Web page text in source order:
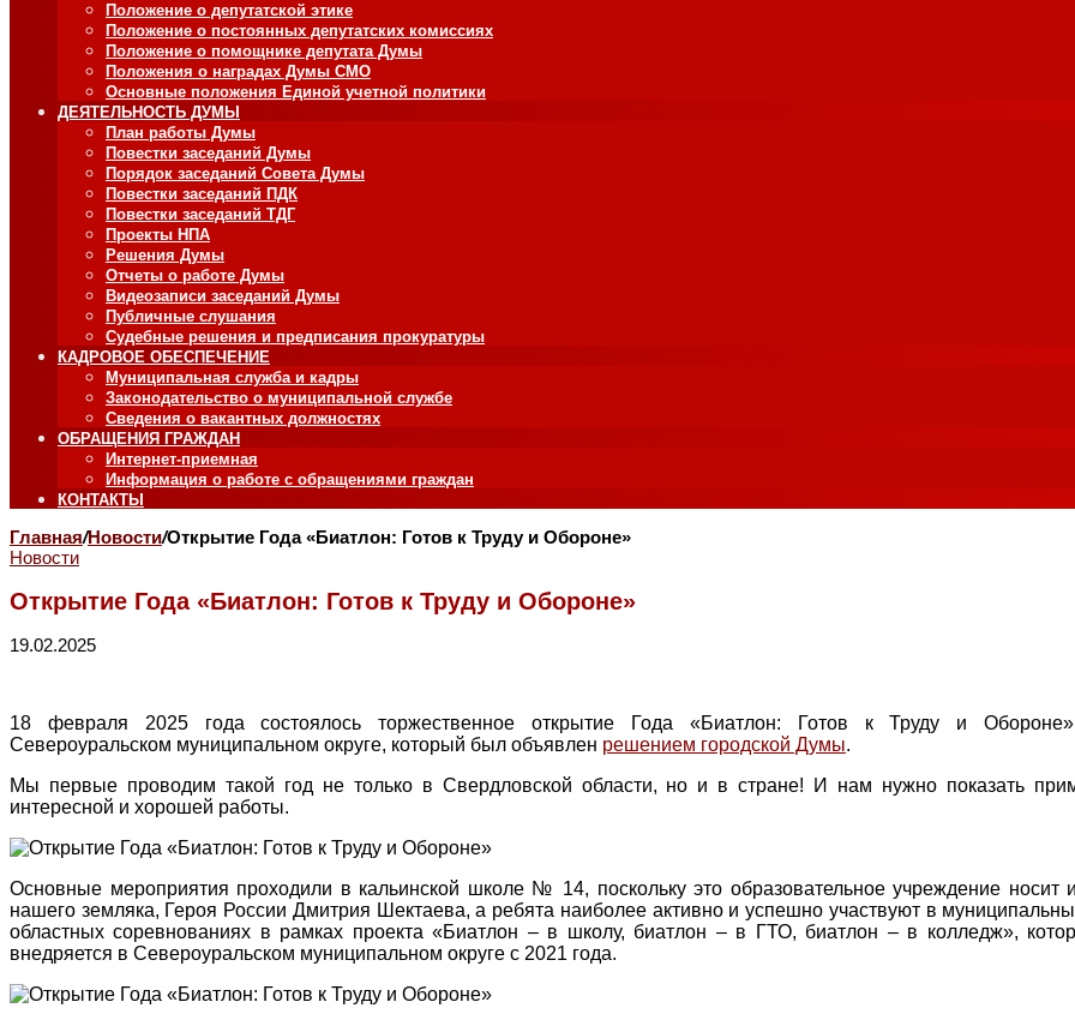
Положение о депутатской этике
Положение о постоянных депутатских комиссиях
Положение о помощнике депутата Думы
Положения о наградах Думы СМО
Основные положения Единой учетной политики
ДЕЯТЕЛЬНОСТЬ ДУМЫ
План работы Думы
Повестки заседаний Думы
Порядок заседаний Совета Думы
Повестки заседаний ПДК
Повестки заседаний ТДГ
Проекты НПА
Решения Думы
Отчеты о работе Думы
Видеозаписи заседаний Думы
Публичные слушания
Судебные решения и предписания прокуратуры
КАДРОВОЕ ОБЕСПЕЧЕНИЕ
Муниципальная служба и кадры
Законодательство о муниципальной службе
Сведения о вакантных должностях
ОБРАЩЕНИЯ ГРАЖДАН
Интернет-приемная
Информация о работе с обращениями граждан
КОНТАКТЫ
Главная/Новости/Открытие Года «Биатлон: Готов к Труду и Обороне»
Новости
Открытие Года «Биатлон: Готов к Труду и Обороне»
19.02.2025
18 февраля 2025 года состоялось торжественное открытие Года «Биатлон: Готов к Труду и
Североуральском муниципальном округе, который был объявлен решением городской Думы.
Мы первые проводим такой год не только в Свердловской области, но и в стране! И нам нужно показать
интересной и хорошей работы.
Основные мероприятия проходили в кальинской школе № 14, поскольку это образовательное учреждение носит
нашего земляка, Героя России Дмитрия Шектаева, а ребята наиболее активно и успешно участвуют в
областных соревнованиях в рамках проекта «Биатлон – в школу, биатлон – в ГТО, биатлон – в колледж»,
внедряется в Североуральском муниципальном округе с 2021 года.